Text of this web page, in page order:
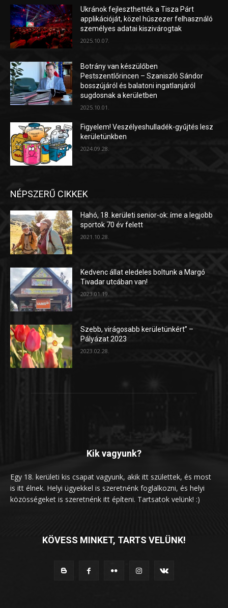
Ukránok fejleszthették a Tisza Párt
applikációját, közel húszezer felhasználó
személyes adatai kiszivárogtak
2025.10.07.
Botrány van készülőben
Pestszentlőrincen – Szaniszló Sándor
bosszújáról és balatoni ingatlanjáról
sugdosnak a kerületben
2025.10.01.
Figyelem! Veszélyeshulladék-gyűjtés lesz
kerületünkben
2024.09.28.
NÉPSZERŰ CIKKEK
Hahó, 18. kerületi senior-ok: íme a legjobb
sportok 70 év felett
2021.10.28.
Kedvenc állat eledeles boltunk a Margó
Tivadar utcában van!
2023.01.19.
Szebb, virágosabb kerületünkért” –
Pályázat 2023
2023.02.28.
Kik vagyunk?
Egy 18. kerületi kis csapat vagyunk, akik itt születtek, és most
is itt élnek. Helyi ügyekkel is szeretnénk foglalkozni, és helyi
közösségeket is szeretnénk itt építeni. Tartsatok velünk! :)
KÖVESS MINKET, TARTS VELÜNK!